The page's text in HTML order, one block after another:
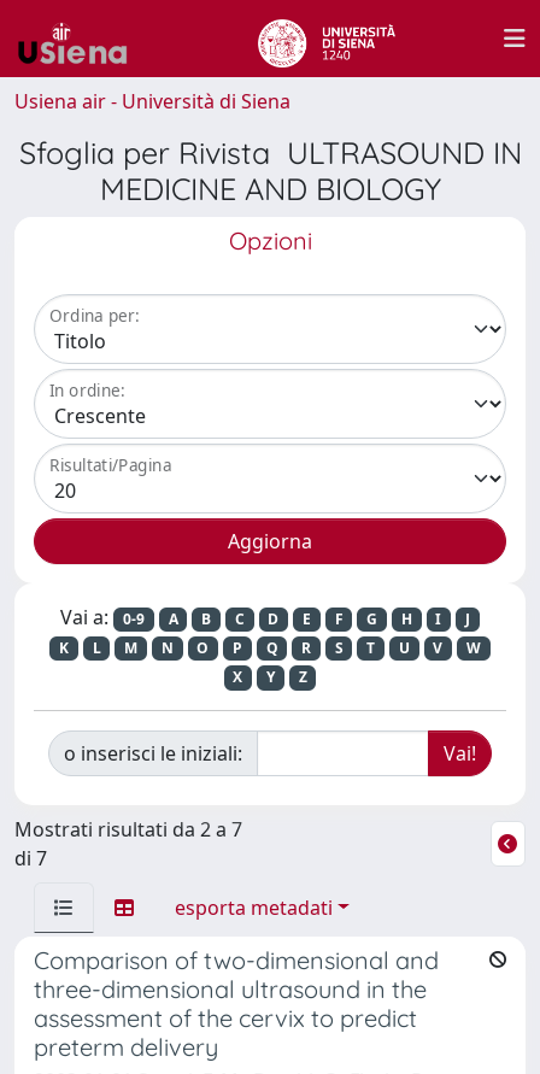
Usiena air - Università di Siena
Sfoglia per Rivista ULTRASOUND IN
MEDICINE AND BIOLOGY
Opzioni
Ordina per:
In ordine:
Risultati/Pagina
Vai a: 0-9 A B C D E F G H I
J
K
L M N O P Q R S T U V
W
X
Y Z
o inserisci le iniziali:
Mostrati risultati da 2 a 7
di 7
esporta metadati
Comparison of two-dimensional and
three-dimensional ultrasound in the
assessment of the cervix to predict
preterm delivery